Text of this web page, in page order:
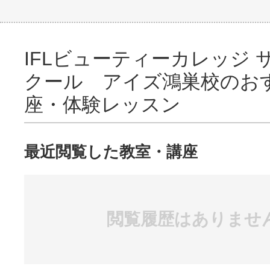
IFLビューティーカレッジ
クール アイズ鴻巣校のお
座・体験レッスン
最近閲覧した教室・講座
閲覧履歴はありませ